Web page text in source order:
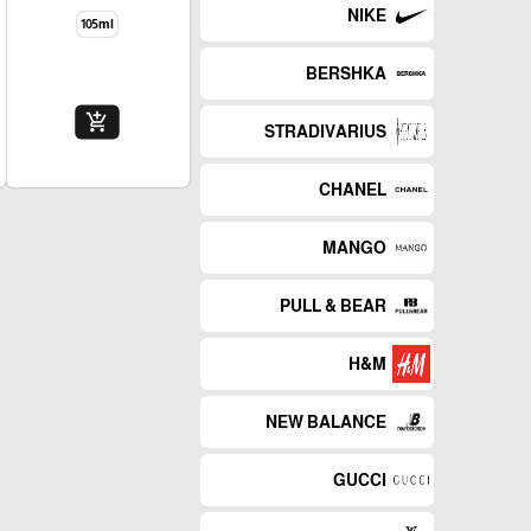
NIKE
BERSHKA
STRADIVARIUS
CHANEL
MANGO
PULL & BEAR
H&M
NEW BALANCE
GUCCI
105ml
add_shopping_cart